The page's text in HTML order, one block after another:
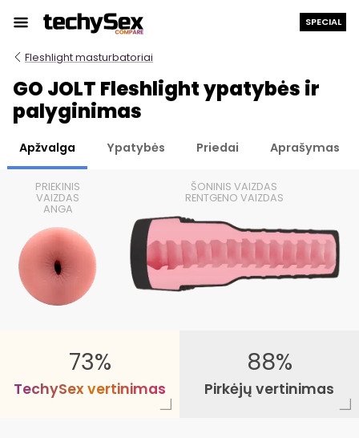
turinio
SPECIAL
Fleshlight masturbatoriai
GO JOLT Fleshlight ypatybės ir
palyginimas
Apžvalga Ypatybės Priedai Aprašymas
PRIEKINIS
VAIZDAS
ANGA
ŠONINIS VAIZDAS
RENTGENO VAIZDAS
73%
TechySex vertinimas
88%
Pirkėjų vertinimas